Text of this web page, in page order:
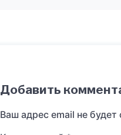
Добавить
Ваш адрес email не будет